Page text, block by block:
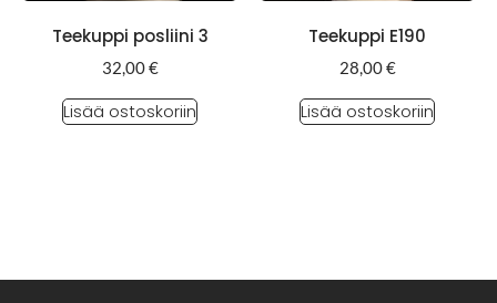
Teekuppi posliini 3
32,00€
Lisää ostoskoriin
Teekuppi E190
28,00€
Lisää ostoskoriin